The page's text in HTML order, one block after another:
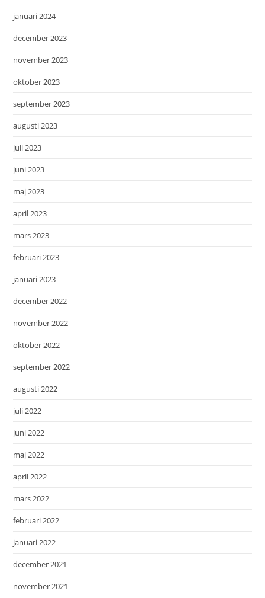
januari 2024
december 2023
november 2023
oktober 2023
september 2023
augusti 2023
juli 2023
juni 2023
maj 2023
april 2023
mars 2023
februari 2023
januari 2023
december 2022
november 2022
oktober 2022
september 2022
augusti 2022
juli 2022
juni 2022
maj 2022
april 2022
mars 2022
februari 2022
januari 2022
december 2021
november 2021